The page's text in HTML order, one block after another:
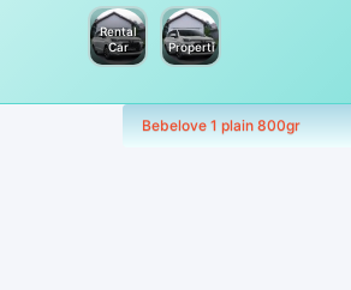
Rental
Car
Properti
Bebelove 1 plain 800gr